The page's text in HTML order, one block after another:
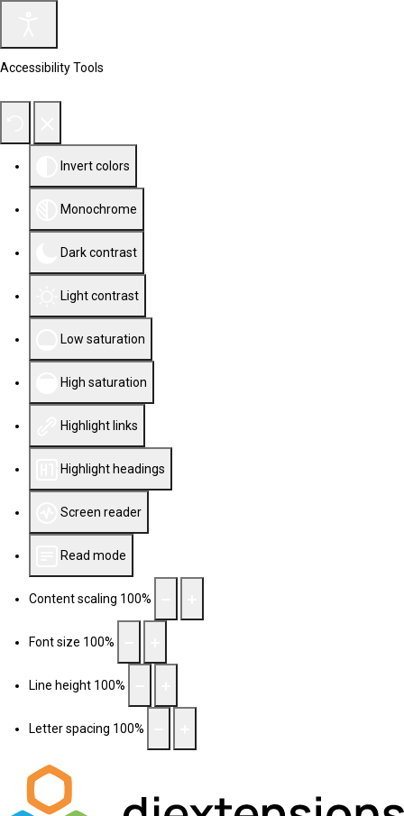
Accessibility Tools
Invert colors
Monochrome
Dark contrast
Light contrast
Low saturation
High saturation
Highlight links
Highlight headings
Screen reader
Read mode
Content scaling 100%
Font size 100%
Line height 100%
Letter spacing 100%